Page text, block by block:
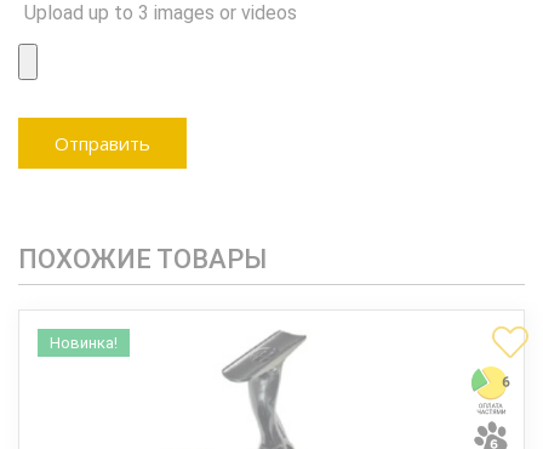
Upload up to 3 images or videos
ПОХОЖИЕ ТОВАРЫ
Новинка!